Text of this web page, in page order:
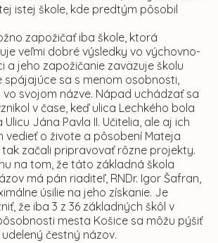
istej škole, kde predtým pôsobil
zapožičať iba škole, ktorá
veľmi dobré výsledky vo výchovno-
a jeho zapožičanie zaväzuje školu
sa s menom osobnosti,
vo svojom názve. Nápad uchádzať sa
v čase, keď ulica Lechkého bola
Jána Pavla II. Učitelia, ale aj ich
vedieť o živote a pôsobení Mateja
tak začali pripravovať rôzne projekty.
na tom, že táto základná škola
má pán riaditeľ, RNDr. Igor Šafran,
úsilie na jeho získanie. Je
že iba 3 z 36 základných škôl v
mesta Košice sa môžu pýšiť
čestný názov.